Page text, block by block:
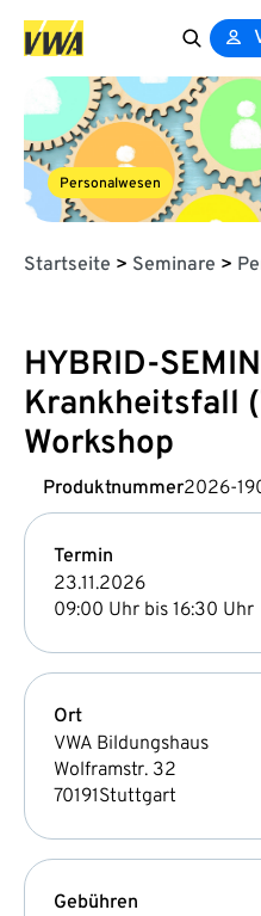
for:
Personalwesen
Startseite > Seminare >
HYBRID-
Krankheitsfall
Workshop
Produktnummer2026-
Termin
23.11.2026
09:00 Uhr bis 16:30 Uhr
Ort
VWA Bildungshaus
Wolframstr. 32
70191Stuttgart
Gebühren